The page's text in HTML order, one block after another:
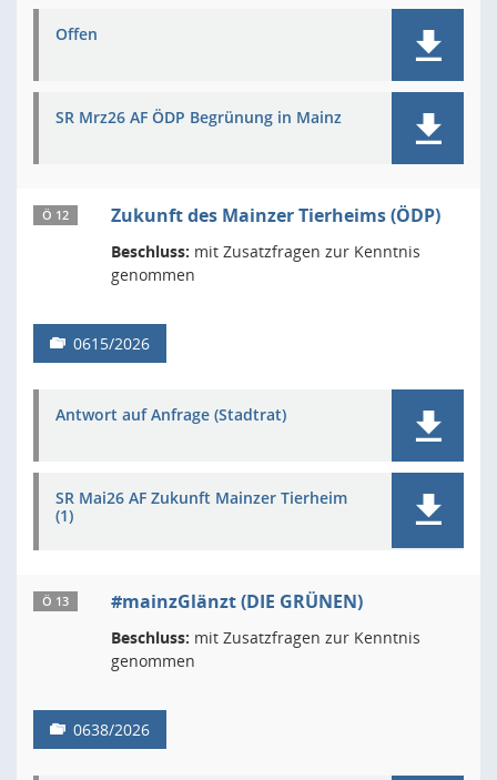
Offen
SR Mrz26 AF ÖDP Begrünung in Mainz
Ö 12 Zukunft des Mainzer Tierheims (ÖDP)
Beschluss: mit Zusatzfragen zur Kenntnis
genommen
0615/2026
Antwort auf Anfrage (Stadtrat)
SR Mai26 AF Zukunft Mainzer Tierheim
(1)
Ö 13 #mainzGlänzt (DIE GRÜNEN)
Beschluss: mit Zusatzfragen zur Kenntnis
genommen
0638/2026